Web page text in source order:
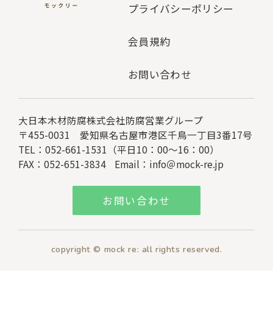
プライバシーポリシー
会員規約
お問い合わせ
大日本木材防腐株式会社防腐営業グループ
〒455-0031 愛知県名古屋市港区千鳥一丁目3番17号
TEL：052-661-1531（平日10：00～16：00）
FAX：052-651-3834
Email： info＠mock-re.jp
お問い合わせ
copyright © mock re: all rights reserved.